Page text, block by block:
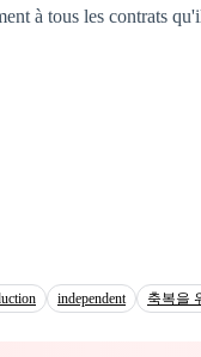
widerstehen
à tous les contrats
chaque mot et chaque
independent 축복을